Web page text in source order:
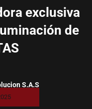
exclusiva
de
S.A.S